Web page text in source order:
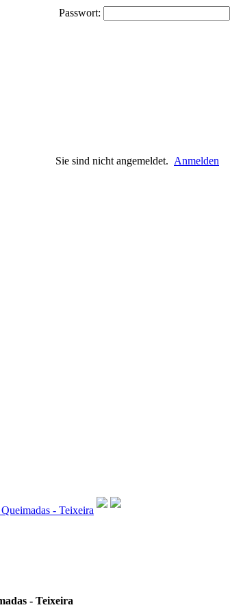
Passwort:
Sie sind nicht angemeldet. Anmelden
- Teixeira
- Teixeira